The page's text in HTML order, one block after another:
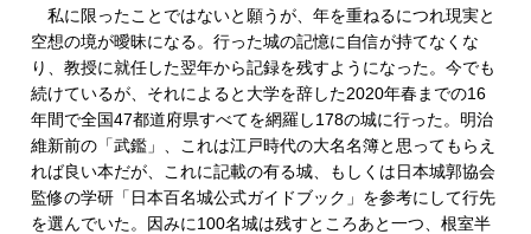
私に限ったことではないと願うが、年を重ねるにつれ現実と
空想の境が曖昧になる。行った城の記憶に自信が持てなくな
り、教授に就任した翌年から記録を残すようになった。今でも
続けているが、それによると大学を辞した2020年春までの16
年間で全国47都道府県すべてを網羅し178の城に行った。明治
維新前の「武鑑」、これは江戸時代の大名名簿と思ってもらえ
れば良い本だが、これに記載の有る城、もしくは日本城郭協会
監修の学研「日本百名城公式ガイドブック」を参考にして行先
を選んでいた。因みに100名城は残すところあと一つ、根室半